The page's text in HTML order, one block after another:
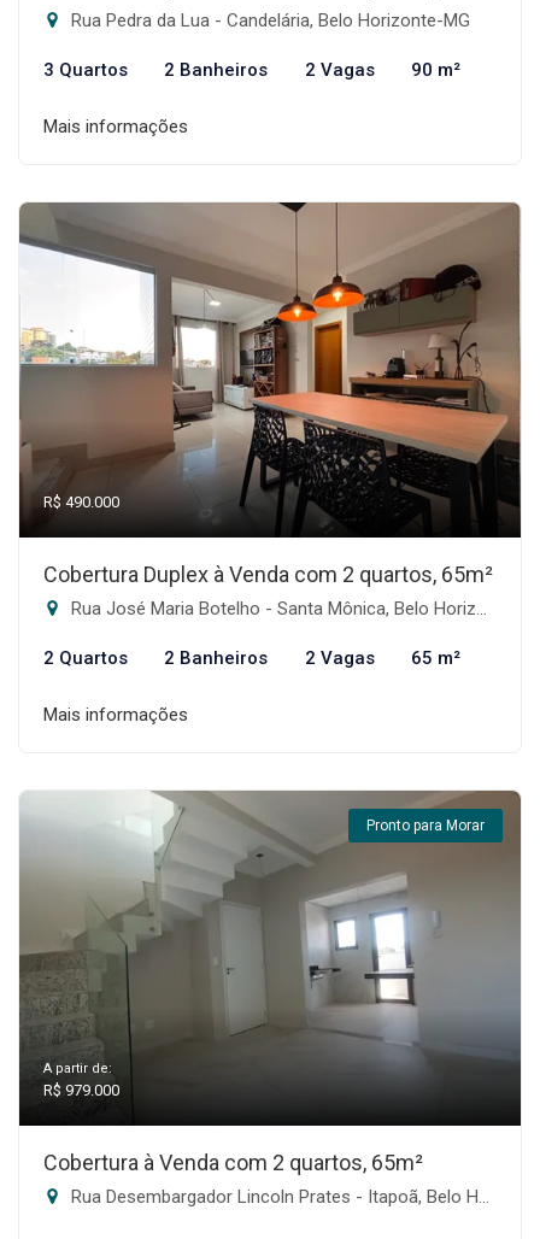
Rua Pedra da Lua - Candelária, Belo Horizonte-MG
3 Quartos 2 Banheiros 2 Vagas 90 m²
Mais informações
R$ 490.000
Cobertura Duplex à Venda com 2 quartos, 65m²
Rua José Maria Botelho - Santa Mônica, Belo Horizonte-MG
2 Quartos 2 Banheiros 2 Vagas 65 m²
Mais informações
Pronto para Morar
A partir de:
R$ 979.000
Cobertura à Venda com 2 quartos, 65m²
Rua Desembargador Lincoln Prates - Itapoã, Belo Horizonte-MG